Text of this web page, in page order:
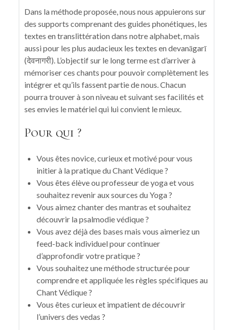
Dans la méthode proposée, nous nous appuierons sur
des supports comprenant des guides phonétiques, les
textes en translittération dans notre alphabet, mais
aussi pour les plus audacieux les textes en devanāgarī
(देवनागरी). L’objectif sur le long terme est d’arriver à
mémoriser ces chants pour pouvoir complètement les
intégrer et qu’ils fassent partie de nous. Chacun
pourra trouver à son niveau et suivant ses facilités et
ses envies le matériel qui lui convient le mieux.
Pour qui ?
Vous êtes novice, curieux et motivé pour vous
initier à la pratique du Chant Védique ?
Vous êtes élève ou professeur de yoga et vous
souhaitez revenir aux sources du Yoga ?
Vous aimez chanter des mantras et souhaitez
découvrir la psalmodie védique ?
Vous avez déjà des bases mais vous aimeriez un
feed-back individuel pour continuer
d’approfondir votre pratique ?
Vous souhaitez une méthode structurée pour
comprendre et appliquée les règles spécifiques au
Chant Védique ?
Vous êtes curieux et impatient de découvrir
l’univers des vedas ?